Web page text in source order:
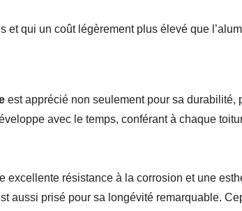
et qui un coût légèrement plus élevé que
est apprécié non seulement pour sa durabilité,
avec le temps, conférant à chaque
excellente résistance à la corrosion et une e
aussi prisé pour sa l ongévité remarquable.